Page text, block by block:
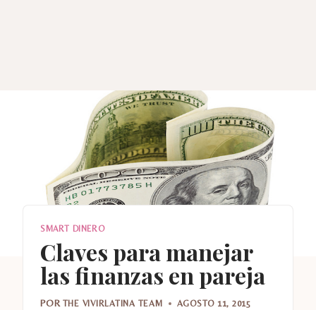
SMART DINERO
Claves para manejar
las finanzas en pareja
POR THE VIVIRLATINA TEAM AGOSTO 11, 2015